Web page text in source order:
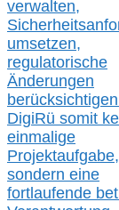
verwalten,
umsetzen,
regulatorische
Änderungen
DigiRü somit
einmalige
Projektaufgabe,
sondern eine
fortlaufende